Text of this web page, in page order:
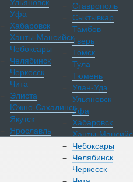
Ульяновск
Уфа
Хабаровск
Ханты-Мансийск
Чебоксары
Челябинск
Черкесск
Чита
Элиста
Южно-Сахалинск
Якутск
Ярославль
Ставрополь
Сыктывкар
Тамбов
Тверь
Томск
Тула
Тюмень
Улан-Удэ
Ульяновск
Уфа
Хабаровск
Ханты-
Чебоксары
Челябинск
Черкесск